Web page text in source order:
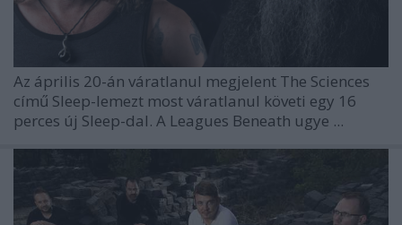
Az április 20-án váratlanul megjelent The Sciences
című Sleep-lemezt most váratlanul követi egy 16
perces új Sleep-dal. A Leagues Beneath ugye ...